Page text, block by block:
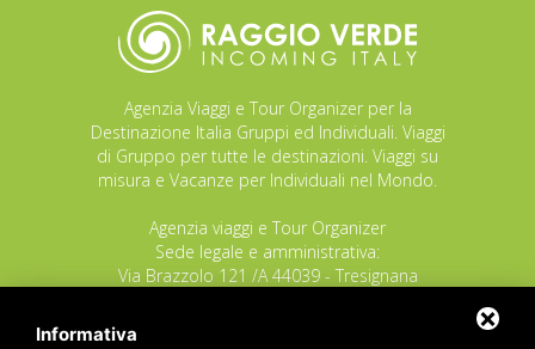
Agenzia Viaggi e Tour Organizer per la
Destinazione Italia Gruppi ed Individuali. Viaggi
di Gruppo per tutte le destinazioni. Viaggi su
misura e Vacanze per Individuali nel Mondo.
Agenzia viaggi e Tour Organizer
Sede legale e amministrativa:
Via Brazzolo 121 /A 44039 - Tresignana
Informativa